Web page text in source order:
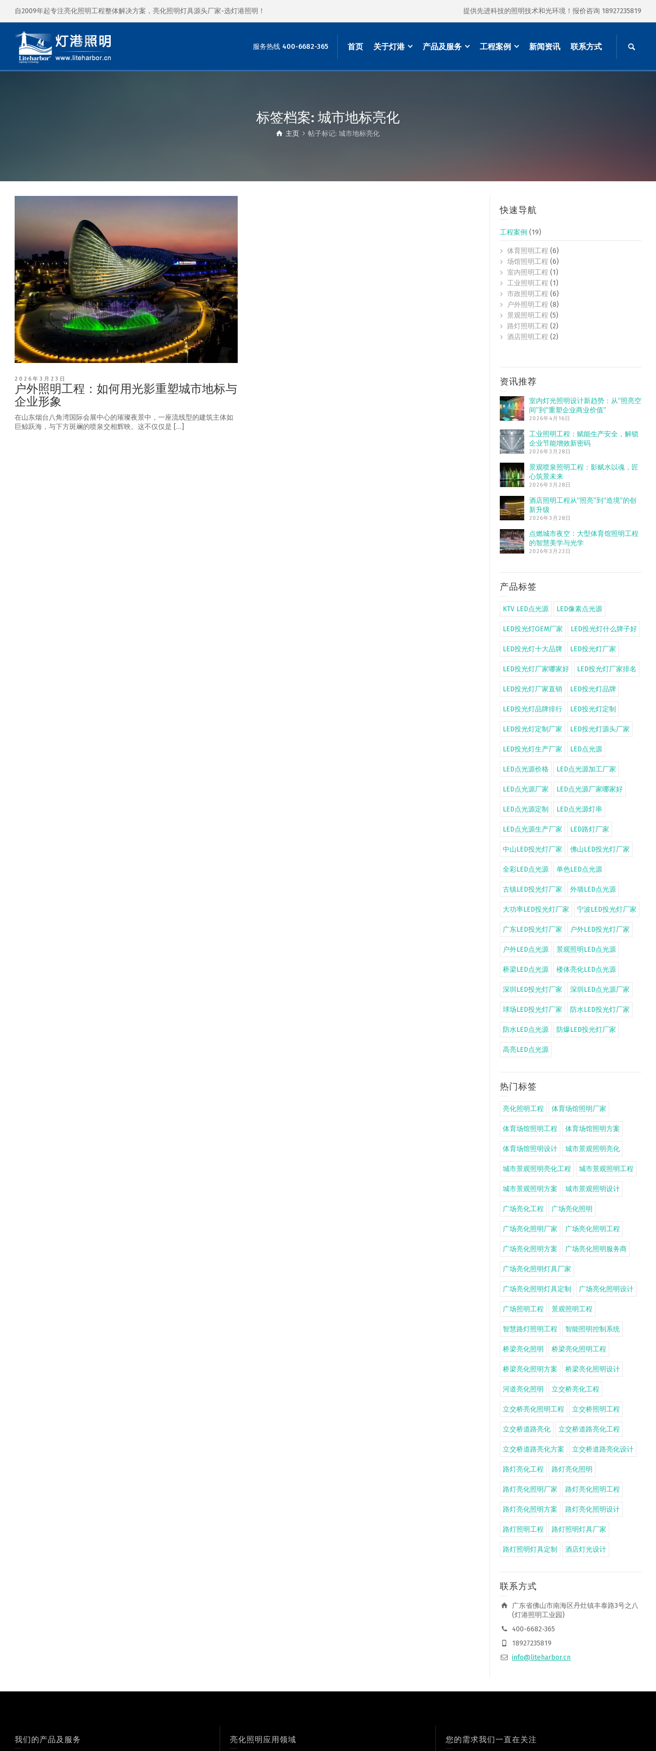
自2009年起专注亮化照明工程整体解决方案，亮化照明灯具源头厂家-选灯港照明！ 提供先进科技的照明技术和光环境！报价咨询 18927235819
服务热线 400-6682-365 首页 关于灯港 产品及服务 工程案例 新闻资讯 联系方式
标签档案: 城市地标亮化
主页 帖子标记: 城市地标亮化
2026年3月23日
户外照明工程：如何用光影重塑城市地标与
企业形象
在山东烟台八角湾国际会展中心的璀璨夜景中，一座流线型的建筑主体如
巨鲸跃海，与下方斑斓的喷泉交相辉映。这不仅仅是 […]
快速导航
工程案例 (19)
体育照明工程 (6)
场馆照明工程 (6)
室内照明工程 (1)
工业照明工程 (1)
市政照明工程 (6)
户外照明工程 (8)
景观照明工程 (5)
路灯照明工程 (2)
酒店照明工程 (2)
资讯推荐
室内灯光照明设计新趋势：从“照亮空
间”到“重塑企业商业价值”
2026年4月16日
工业照明工程：赋能生产安全，解锁
企业节能增效新密码
2026年3月28日
景观喷泉照明工程：影赋水以魂，匠
心筑景未来
2026年3月28日
酒店照明工程从“照亮”到“造境”的创
新升级
2026年3月28日
点燃城市夜空：大型体育馆照明工程
的智慧美学与光学
2026年3月23日
产品标签
KTV LED点光源 LED像素点光源
LED投光灯OEM厂家 LED投光灯什么牌子好
LED投光灯十大品牌 LED投光灯厂家
LED投光灯厂家哪家好 LED投光灯厂家排名
LED投光灯厂家直销 LED投光灯品牌
LED投光灯品牌排行 LED投光灯定制
LED投光灯定制厂家 LED投光灯源头厂家
LED投光灯生产厂家 LED点光源
LED点光源价格 LED点光源加工厂家
LED点光源厂家 LED点光源厂家哪家好
LED点光源定制 LED点光源灯串
LED点光源生产厂家 LED路灯厂家
中山LED投光灯厂家 佛山LED投光灯厂家
全彩LED点光源 单色LED点光源
古镇LED投光灯厂家 外墙LED点光源
大功率LED投光灯厂家 宁波LED投光灯厂家
广东LED投光灯厂家 户外LED投光灯厂家
户外LED点光源 景观照明LED点光源
桥梁LED点光源 楼体亮化LED点光源
深圳LED投光灯厂家 深圳LED点光源厂家
球场LED投光灯厂家 防水LED投光灯厂家
防水LED点光源 防爆LED投光灯厂家
高亮LED点光源
热门标签
亮化照明工程 体育场馆照明厂家
体育场馆照明工程 体育场馆照明方案
体育场馆照明设计 城市景观照明亮化
城市景观照明亮化工程 城市景观照明工程
城市景观照明方案 城市景观照明设计
广场亮化工程 广场亮化照明
广场亮化照明厂家 广场亮化照明工程
广场亮化照明方案 广场亮化照明服务商
广场亮化照明灯具厂家
广场亮化照明灯具定制 广场亮化照明设计
广场照明工程 景观照明工程
智慧路灯照明工程 智能照明控制系统
桥梁亮化照明 桥梁亮化照明工程
桥梁亮化照明方案 桥梁亮化照明设计
河道亮化照明 立交桥亮化工程
立交桥亮化照明工程 立交桥照明工程
立交桥道路亮化 立交桥道路亮化工程
立交桥道路亮化方案 立交桥道路亮化设计
路灯亮化工程 路灯亮化照明
路灯亮化照明厂家 路灯亮化照明工程
路灯亮化照明方案 路灯亮化照明设计
路灯照明工程 路灯照明灯具厂家
路灯照明灯具定制 酒店灯光设计
联系方式
广东省佛山市南海区丹灶镇丰泰路3号之八
(灯港照明工业园)
400-6682-365
18927235819
info@liteharbor.cn
我们的产品及服务 亮化照明应用领域 您的需求我们一直在关注